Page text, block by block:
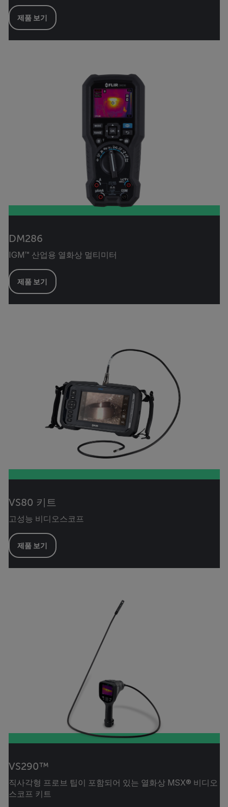
제품 보기
DM286
IGM™ 산업용 열화상 멀티미터
제품 보기
VS80 키트
고성능 비디오스코프
제품 보기
VS290™
직사각형 프로브 팁이 포함되어 있는 열화상 MSX® 비디오
스코프 키트